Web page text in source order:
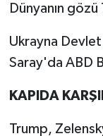
Dünyanın
Ukrayna Devlet
Saray'da ABD
KAPIDA
Trump,